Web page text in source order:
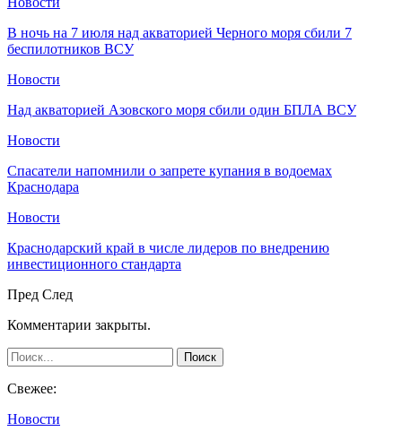
В ночь на 7 июля над акваторией Черного моря сбили 7
беспилотников ВСУ
Новости
Над акваторией Азовского моря сбили один БПЛА ВСУ
Новости
Спасатели напомнили о запрете купания в водоемах
Краснодара
Новости
Краснодарский край в числе лидеров по внедрению
инвестиционного стандарта
Пред След
Комментарии закрыты.
Свежее:
Новости